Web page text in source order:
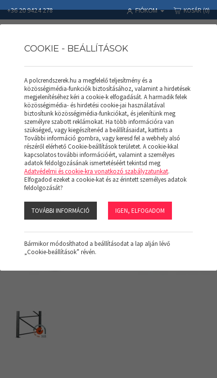
+36 20 9424 278 FIÓKOM KOSÁR(0)
Polcrendszerek Termékek Állványkeret ITS AK 55100 (F)
COOKIE - BEÁLLÍTÁSOK
A polcrendszerek.hu a megfelelő teljesítmény és a
közösségimédia-funkciók biztosításához, valamint a hirdetések
megjelenítéséhez kéri a cookie-k elfogadását. A harmadik felek
közösségimédia- és hirdetési cookie-jai használatával
biztosítunk közösségimédia-funkciókat, és jelenítünk meg
személyre szabott reklámokat. Ha több információra van
szükséged, vagy kiegészítenéd a beállításaidat, kattints a
További információ gombra, vagy keresd fel a webhely alsó
részéről elérhető Cookie-beállítások területet. A cookie-kkal
kapcsolatos további információért, valamint a személyes
adatok feldolgozásának ismertetéséért tekintsd meg
Adatvédelmi és cookie-kra vonatkozó szabályzatunkat.
Elfogadod ezeket a cookie-kat és az érintett személyes adatok
feldolgozását?
TOVÁBBI INFORMÁCIÓ IGEN, ELFOGADOM
Bármikor módosíthatod a beállításodat a lap alján lévő
„Cookie-beállítások” révén.